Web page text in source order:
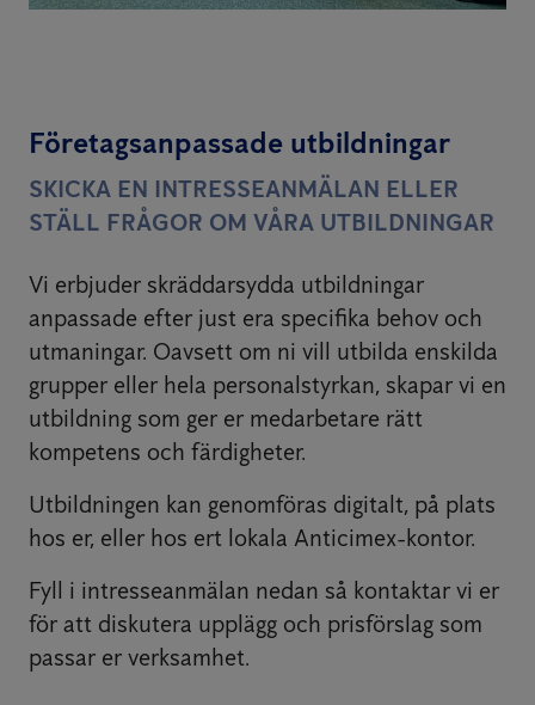
Företagsanpassade utbildningar
SKICKA EN INTRESSEANMÄLAN ELLER
STÄLL FRÅGOR OM VÅRA UTBILDNINGAR
Vi erbjuder skräddarsydda utbildningar
anpassade efter just era specifika behov och
utmaningar. Oavsett om ni vill utbilda enskilda
grupper eller hela personalstyrkan, skapar vi en
utbildning som ger er medarbetare rätt
kompetens och färdigheter.
Utbildningen kan genomföras digitalt, på plats
hos er, eller hos ert lokala Anticimex-kontor.
Fyll i intresseanmälan nedan så kontaktar vi er
för att diskutera upplägg och prisförslag som
passar er verksamhet.